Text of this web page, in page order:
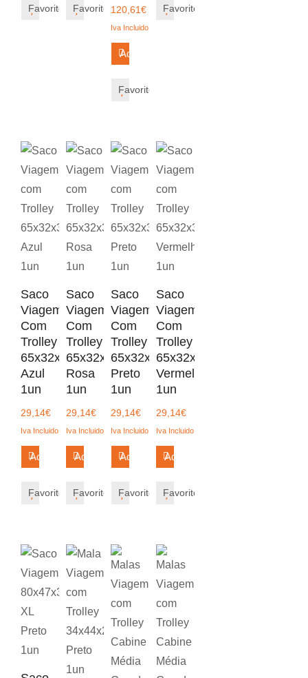
Favorito Favorito 120,61€
Iva Incluido
Adicionar
Favorito
Favorito
Saco
Viagem
Com
Trolley
65x32x30cm
Azul
1un
29,14€
Iva Incluido
Adicionar
Favorito
Saco
Viagem
Com
Trolley
65x32x30cm
Rosa
1un
29,14€
Iva Incluido
Adicionar
Favorito
Saco
Viagem
Com
Trolley
65x32x30cm
Preto
1un
29,14€
Iva Incluido
Adicionar
Favorito
Saco
Viagem
Com
Trolley
65x32x30cm
Vermelho
1un
29,14€
Iva Incluido
Adicionar
Favorito